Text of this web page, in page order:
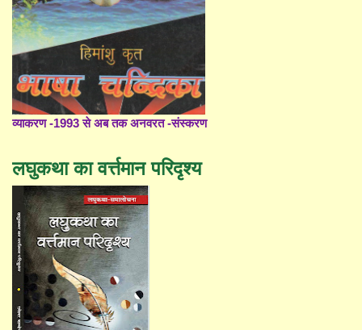
व्याकरण -1993 से अब तक अनवरत -संस्करण
लघुकथा का वर्त्तमान परिदृश्य